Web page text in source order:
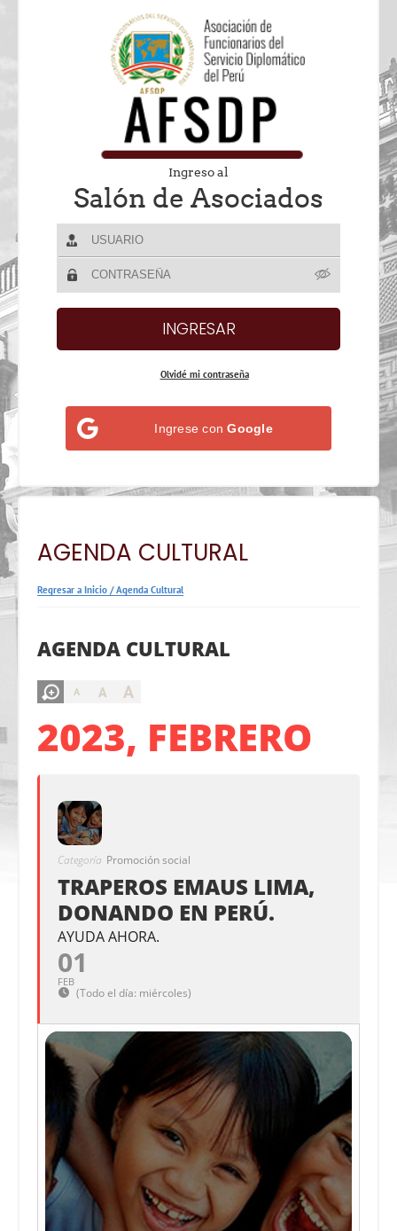
Ingreso al
Salón de Asociados
Olvidé mi contraseña
Ingrese conGoogle
AGENDA CULTURAL
Regresar a Inicio /Agenda Cultural
AGENDA CULTURAL
A A A
2023, FEBRERO
Categoría Promoción social
TRAPEROS EMAUS LIMA,
DONANDO EN PERÚ.
AYUDA AHORA.
01
FEB
(Todo el día: miércoles)